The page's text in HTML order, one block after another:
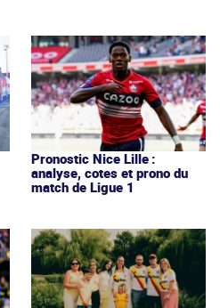
Pronostic Nice Lille :
analyse, cotes et prono du
match de Ligue 1